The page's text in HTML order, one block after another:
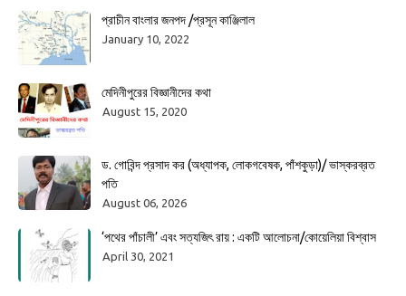
প্রাচীন বাংলার জনপদ /প্রসূন কাঞ্জিলাল
January 10, 2022
মেদিনীপুরের বিজ্ঞানীদের কথা
August 15, 2020
ড. গোবিন্দ প্রসাদ কর (অধ্যাপক, লোকগবেষক, পাঁশকুড়া)/ ভাস্করব্রত
পতি
August 06, 2026
‘পথের পাঁচালী’ এবং সত্যজিৎ রায় : একটি আলোচনা/কোয়েলিয়া বিশ্বাস
April 30, 2021